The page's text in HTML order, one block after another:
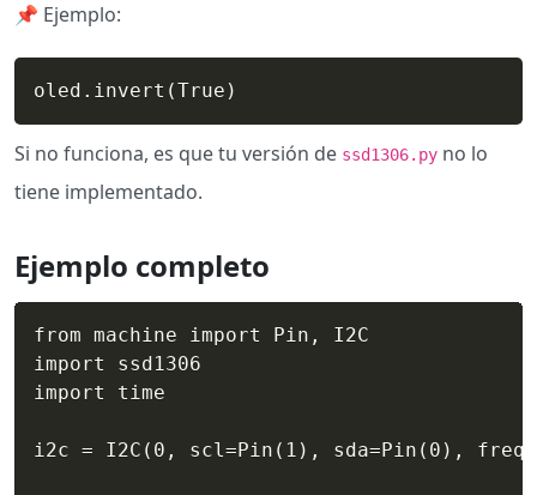
📌 Ejemplo:
oled.invert(True)
Si no funciona, es que tu versión de ssd1306.py no lo
tiene implementado.
Ejemplo completo
from machine import Pin, I2C
import ssd1306
import time
i2c = I2C(0, scl=Pin(1), sda=Pin(0),